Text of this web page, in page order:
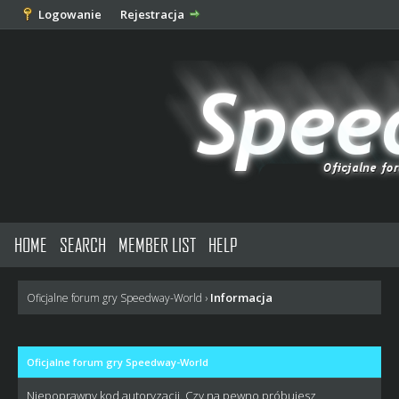
Logowanie Rejestracja
HOME SEARCH MEMBER LIST HELP
Oficjalne forum gry Speedway-World › Informacja
Oficjalne forum gry Speedway-World
Niepoprawny kod autoryzacji. Czy na pewno próbujesz